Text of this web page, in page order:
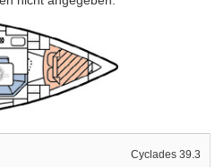
Cyclades 39.3